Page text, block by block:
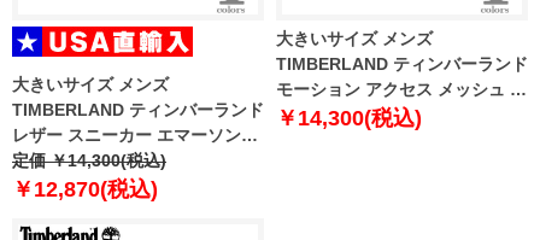
大きいサイズ メンズ
TIMBERLAND ティンバーランド
レザー スニーカー エマーソンス
トリートロー USA直輸入 a6bvj-
em2
定価 ￥14,300(税込)
￥12,870(税込)
大きいサイズ メンズ
TIMBERLAND ティンバーランド
モーション アクセス メッシュ シ
ューズ MOTION ACCESS MESH
￥14,300(税込)